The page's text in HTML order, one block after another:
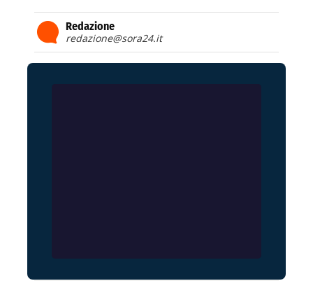
Redazione
redazione@sora24.it